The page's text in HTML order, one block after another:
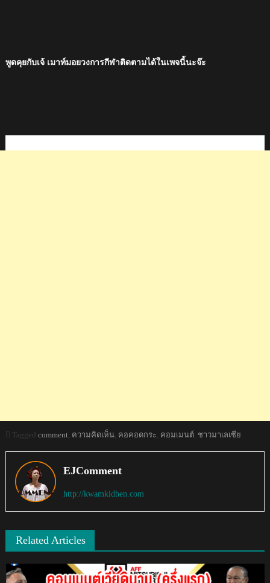
พูดคุยกับเจ้ เมาท์มอยวงการกีฬาติดตามได้ในเพจนี้นะจ๊ะ
Tagged comment, ความคิดเห็น, คอคอดกระ, คอมเมนต์, ชาวมาเลเซีย
EJComment
http://kwamkidhen.com
Related Articles